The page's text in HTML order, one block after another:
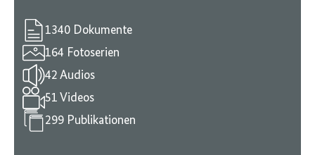
1340 Dokumente
164 Fotoserien
42 Audios
51 Videos
299 Publikationen